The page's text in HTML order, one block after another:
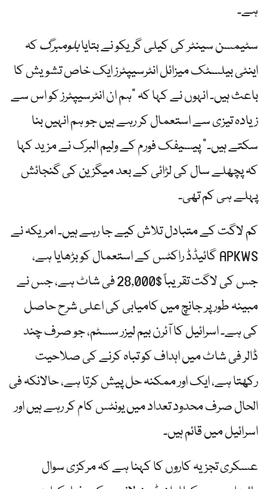
ہے۔
سٹیمسن سینٹر کی کیلی گریکو نے بتایابلومبرگکہ
اینٹی بیلسٹک میزائل انٹرسیپٹرز ایک خاص تشویش کا
باعث ہیں۔ انہوں نے کہا کہ "ہم ان انٹرسیپٹرز کو اس سے
زیادہ تیزی سے استعمال کر رہے ہیں جو ہم انہیں بنا
سکتے ہیں۔” پیسیفک فورم کے ولیم البرک نے مزید کہا
کہ پچھلے سال کی لڑائی کے بعد میگزین کی گنجائش
پہلے ہی کم تھی۔
کم لاگت کے متبادل تلاش کیے جا رہے ہیں۔ امریکہ نے
APKWS گائیڈڈ راکٹس کے استعمال کو بڑھایا ہے،
جس کی لاگت تقریباً $28,000 فی شاٹ ہے، جس نے
مبینہ طور پر جانچ میں کامیابی کی اعلی شرح حاصل
کی ہے۔ اسرائیل کا آئرن بیم لیزر سسٹم، جو صرف چند
ڈالر فی شاٹ میں اہداف کو تباہ کرنے کی صلاحیت
رکھتا ہے، ایک اور ممکنہ حل پیش کرتا ہے، حالانکہ فی
الحال صرف محدود تعداد میں یونٹس کام کر رہے ہیں اور
اسرائیل میں قائم ہیں۔
عسکری تجزیہ کاروں کا کہنا ہے کہ مرکزی سوال